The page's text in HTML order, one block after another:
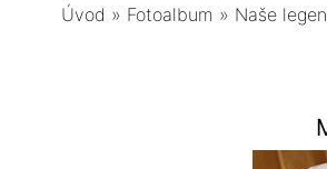
Úvod » Fotoalbum » Naše